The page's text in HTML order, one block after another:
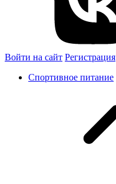
Войти на сайт Регистрация
Спортивное питание